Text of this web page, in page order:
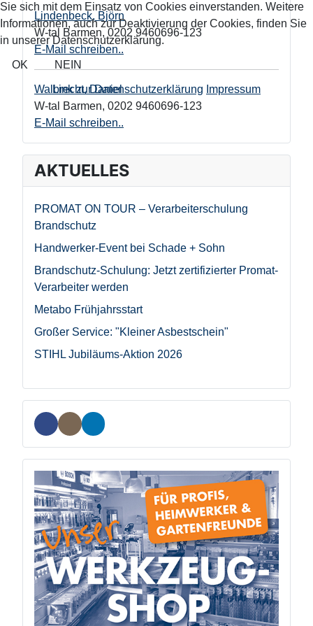
Lindenbeck, Björn
W-tal Barmen, 0202 9460696-123
E-Mail schreiben..
Walbrecht, Daniel
W-tal Barmen, 0202 9460696-123
E-Mail schreiben..
AKTUELLES
PROMAT ON TOUR – Verarbeiterschulung
Brandschutz
Handwerker-Event bei Schade + Sohn
Brandschutz-Schulung: Jetzt zertifizierter Promat-
Verarbeiter werden
Metabo Frühjahrsstart
Großer Service: "Kleiner Asbestschein"
STIHL Jubiläums-Aktion 2026
Sie sich mit dem Einsatz von Cookies einverstanden. Weitere
Informationen, auch zur Deaktivierung der Cookies, finden Sie
in unserer Datenschutzerklärung.
OK NEIN
Link zur Datenschutzerklärung Impressum